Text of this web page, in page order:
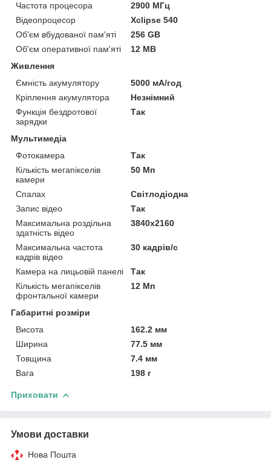
Частота процесора
2900 МГц
Відеопроцесор
Xclipse 540
Об'єм вбудованої пам'яті
256 GB
Об'єм оперативної пам'яті
12 MB
Живлення
Ємність акумулятору
5000 мА/год
Кріплення акумулятора
Незнімний
Функція бездротової
зарядки
Так
Мультимедіа
Фотокамера
Так
Кількість мегапікселів
камери
50 Мп
Спалах
Світлодіодна
Запис відео
Так
Максимальна роздільна
здатність відео
3840x2160
Максимальна частота
кадрів відео
30 кадрів/с
Камера на лицьовій панелі
Так
Кількість мегапікселів
фронтальної камери
12 Мп
Габаритні розміри
Висота
162.2 мм
Ширина
77.5 мм
Товщина
7.4 мм
Вага
198 г
Приховати
Умови доставки
Нова Пошта